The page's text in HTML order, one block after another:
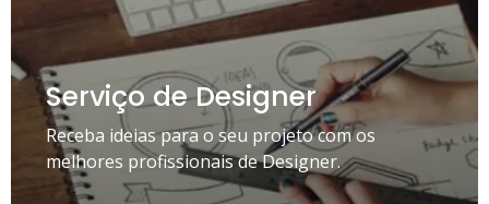
Serviço de Designer
Receba ideias para o seu projeto com os
melhores profissionais de Designer.